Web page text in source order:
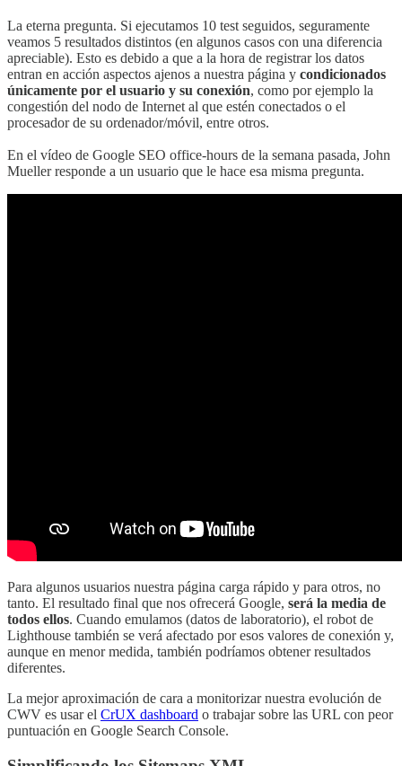
La eterna pregunta. Si ejecutamos 10 test seguidos, seguramente
veamos 5 resultados distintos (en algunos casos con una diferencia
apreciable). Esto es debido a que a la hora de registrar los datos
entran en acción aspectos ajenos a nuestra página y condicionados
únicamente por el usuario y su conexión, como por ejemplo la
congestión del nodo de Internet al que estén conectados o el
procesador de su ordenador/móvil, entre otros.
En el vídeo de Google SEO office-hours de la semana pasada, John
Mueller responde a un usuario que le hace esa misma pregunta.
Para algunos usuarios nuestra página carga rápido y para otros, no
tanto. El resultado final que nos ofrecerá Google, será la media de
todos ellos. Cuando emulamos (datos de laboratorio), el robot de
Lighthouse también se verá afectado por esos valores de conexión y,
aunque en menor medida, también podríamos obtener resultados
diferentes.
La mejor aproximación de cara a monitorizar nuestra evolución de
CWV es usar el CrUX dashboard o trabajar sobre las URL con peor
puntuación en Google Search Console.